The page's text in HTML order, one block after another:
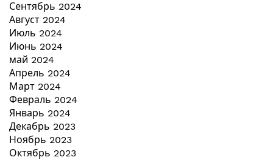
Сентябрь 2024
Август 2024
Июль 2024
Июнь 2024
май 2024
Апрель 2024
Март 2024
Февраль 2024
Январь 2024
Декабрь 2023
Ноябрь 2023
Октябрь 2023